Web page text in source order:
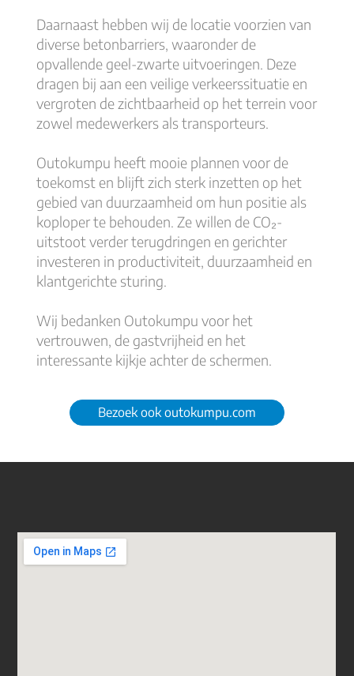
Daarnaast hebben wij de locatie voorzien van
diverse betonbarriers, waaronder de
opvallende geel-zwarte uitvoeringen. Deze
dragen bij aan een veilige verkeerssituatie en
vergroten de zichtbaarheid op het terrein voor
zowel medewerkers als transporteurs.
Outokumpu heeft mooie plannen voor de
toekomst en blijft zich sterk inzetten op het
gebied van duurzaamheid om hun positie als
koploper te behouden. Ze willen de CO₂-
uitstoot verder terugdringen en gerichter
investeren in productiviteit, duurzaamheid en
klantgerichte sturing.
Wij bedanken Outokumpu voor het
vertrouwen, de gastvrijheid en het
interessante kijkje achter de schermen.
Bezoek ook outokumpu.com